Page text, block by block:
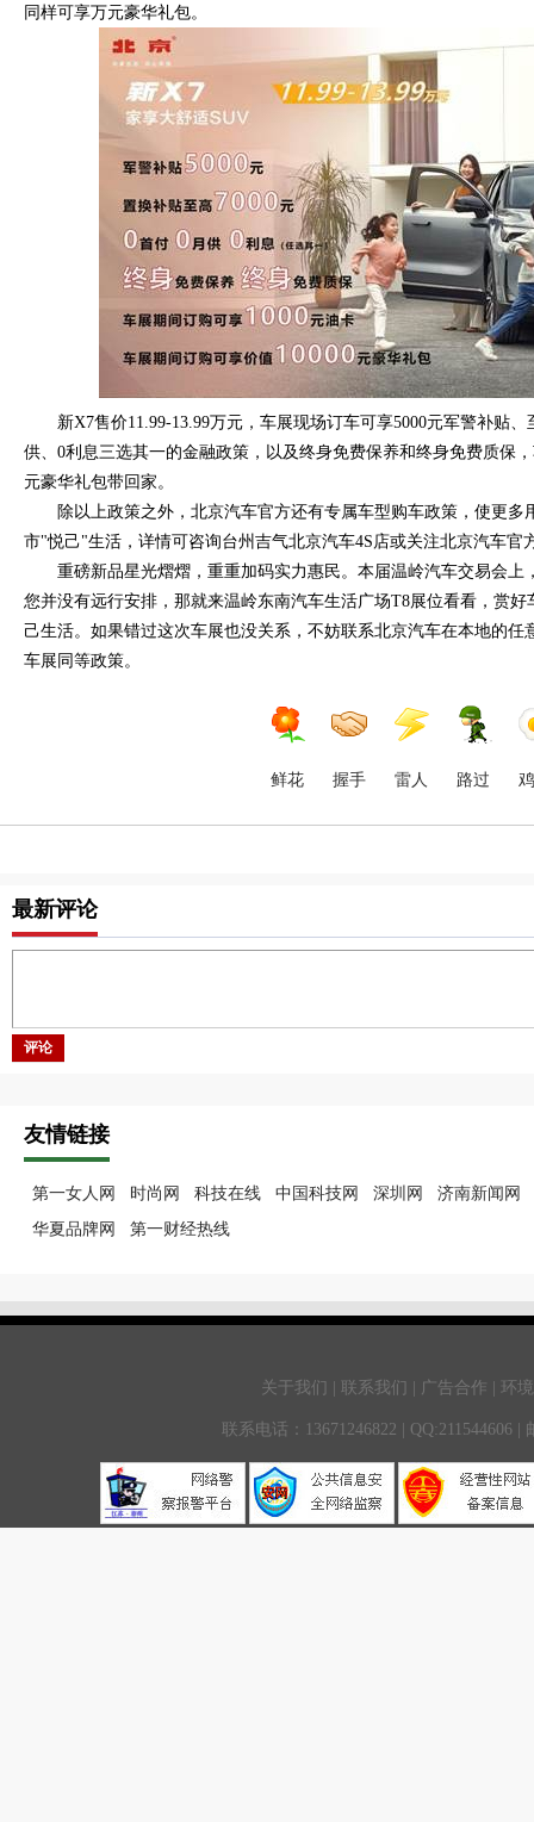
同样可享万元豪华礼包。
新X7售价11.99-13.99万元，车展现场订车可享5000元军警补贴
供、0利息三选其一的金融政策，以及终身免费保养和终身免费质保
元豪华礼包带回家。
除以上政策之外，北京汽车官方还有专属车型购车政策，使更
市"悦己"生活，详情可咨询台州吉气北京汽车4S店或关注北京汽车官
重磅新品星光熠熠，重重加码实力惠民。本届温岭汽车交易会上
您并没有远行安排，那就来温岭东南汽车生活广场T8展位看看，赏
己生活。如果错过这次车展也没关系，不妨联系北京汽车在本地的任
车展同等政策。
鲜花 握手 雷人 路过
最新评论
评论
友情链接
第一女人网 时尚网 科技在线 中国科技网 深圳网
济南新闻网
华夏品牌网
第一财经热线
关于我们 | 联系我们 | 广告合作 | 环
联系电话：13671246822 | QQ:211544606 |